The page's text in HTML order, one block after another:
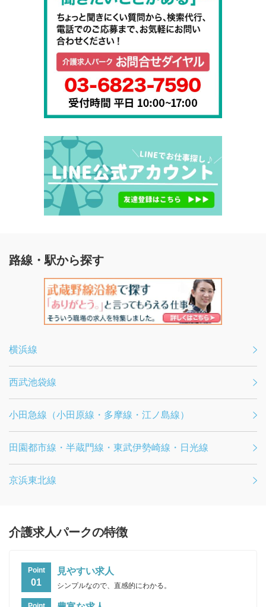
路線・駅から探す
横浜線
西武池袋線
小田急線（小田原線・多摩線・江ノ島線）
田園都市線・半蔵門線・東武伊勢崎線・日光線
京浜東北線
介護求人パークの特徴
Point
01
見やすい求人
シンプルなので、直感的にわかる。